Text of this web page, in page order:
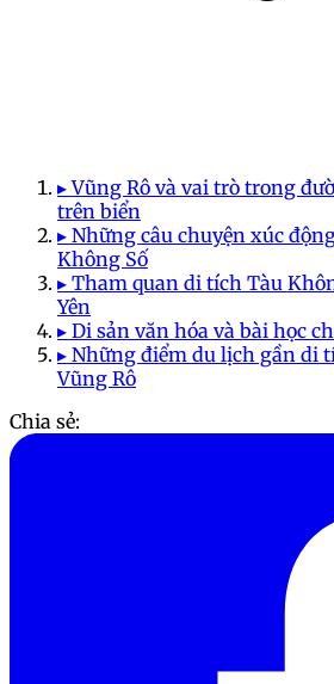
▸ Vũng Rô và vai trò trong
trên biển
▸ Những câu chuyện xúc
Không Số
▸ Tham quan di tích Tàu
Yên
▸ Di sản văn hóa và bài học
▸ Những điểm du lịch gần di
Vũng Rô
Chia sẻ: